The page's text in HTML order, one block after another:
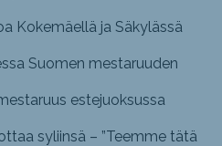
Kokemäellä ja Säkylässä
Suomen mestaruuden
estejuoksussa
syliinsä – ”Teemme tätä